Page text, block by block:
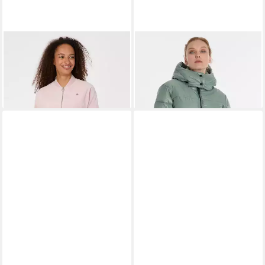
RAGWEAR Sweatjacke
DORON EMBOSSED
66,99 €
Winterjacke
146,99 €